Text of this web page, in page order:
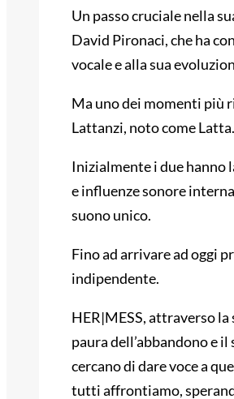
Un passo cruciale nella
David Pironaci, che ha
vocale e alla sua
Ma uno dei momenti più
Lattanzi, noto come Latta.
Inizialmente i due hanno
e influenze sonore
suono unico.
Fino ad arrivare ad oggi
indipendente.
HER|MESS, attraverso
paura dell’abbandono e
cercano di dare voce a
tutti affrontiamo,